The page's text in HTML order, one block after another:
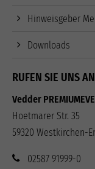
Hinweisgeber
Downloads
RUFEN SIE UNS AN
Vedder
Hoetmarer Str. 35
59320 Westkirchen-
02587 91999-0